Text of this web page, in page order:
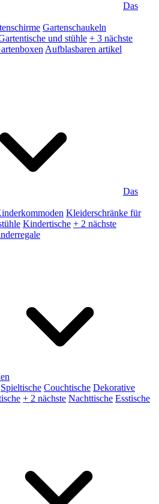
Das
Gartenschaukeln
und stühle + 3 nächste
Aufblasbaren artikel
Das
Kleiderschränke für
Kindertische + 2 nächste
Spieltische Couchtische Dekorative
+ 2 nächste Nachttische Esstische